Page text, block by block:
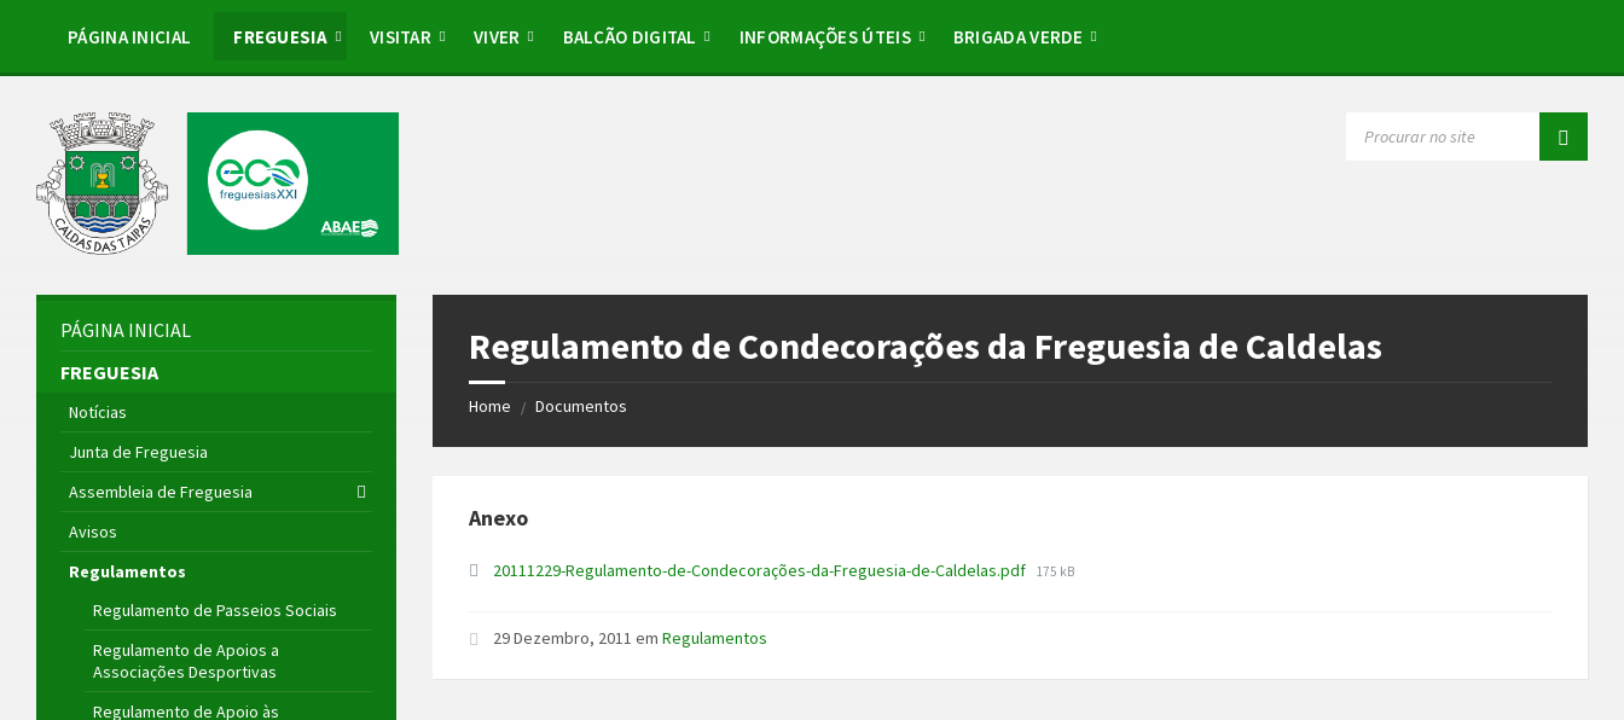
sidebar
PÁGINA INICIAL FREGUESIA VISITAR VIVER BALCÃO DIGITAL INFORMAÇÕES ÚTEIS BRIGADA VERDE
Regulamento de Condecorações da Freguesia de Caldelas
Home / Documentos
Anexo
20111229-Regulamento-de-Condecorações-da-Freguesia-de-Caldelas.pdf File
175 kB
29 Dezembro, 2011emRegulamentos
PÁGINA INICIAL
FREGUESIA
Notícias
Junta de Freguesia
Assembleia de Freguesia
Avisos
Regulamentos
Regulamento de Passeios Sociais
Regulamento de Apoios a
Associações Desportivas
Regulamento de Apoio às